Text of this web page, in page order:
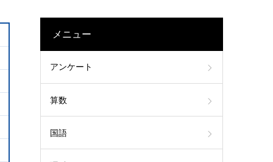
メニュー
アンケート
算数
国語